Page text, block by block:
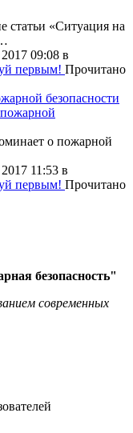
статьи «Ситуация на
09:08 в
первым! Прочитано
безопасности
о пожарной
11:53 в
первым! Прочитано
безопасность"
современных